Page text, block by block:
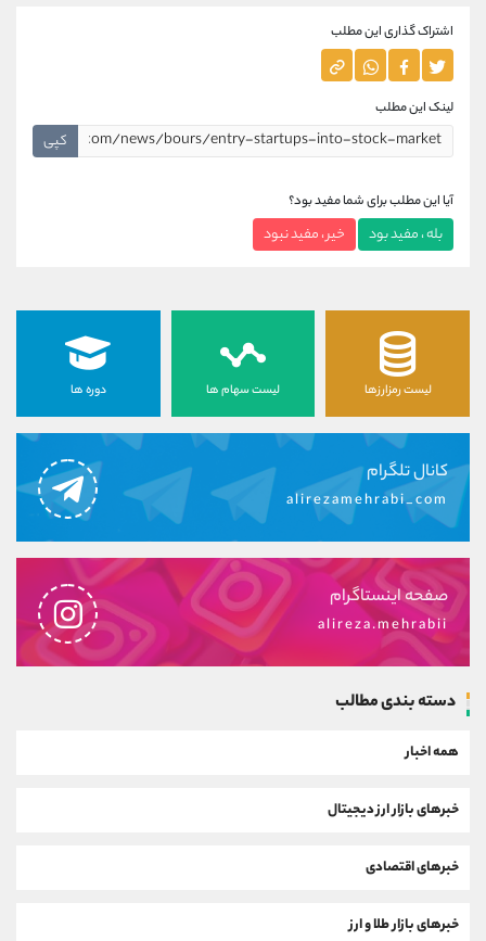
اشتراک گذاری این مطلب
لینک این مطلب
کپی
آیا این مطلب برای شما مفید بود؟
بله ، مفید بود خیر ، مفید نبود
لیست رمزارزها لیست سهام ها دوره ها
کانال تلگرام
alirezamehrabi_com
صفحه اینستاگرام
alireza.mehrabii
دسته بندی مطالب
همه اخبار
خبرهای بازار ارز دیجیتال
خبرهای اقتصادی
خبرهای بازار طلا و ارز